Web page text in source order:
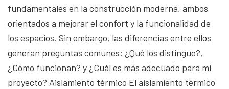
fundamentales en la construcción moderna, ambos
orientados a mejorar el confort y la funcionalidad de
los espacios. Sin embargo, las diferencias entre ellos
generan preguntas comunes: ¿Qué los distingue?,
¿Cómo funcionan? y ¿Cuál es más adecuado para mi
proyecto? Aislamiento térmico El aislamiento térmico